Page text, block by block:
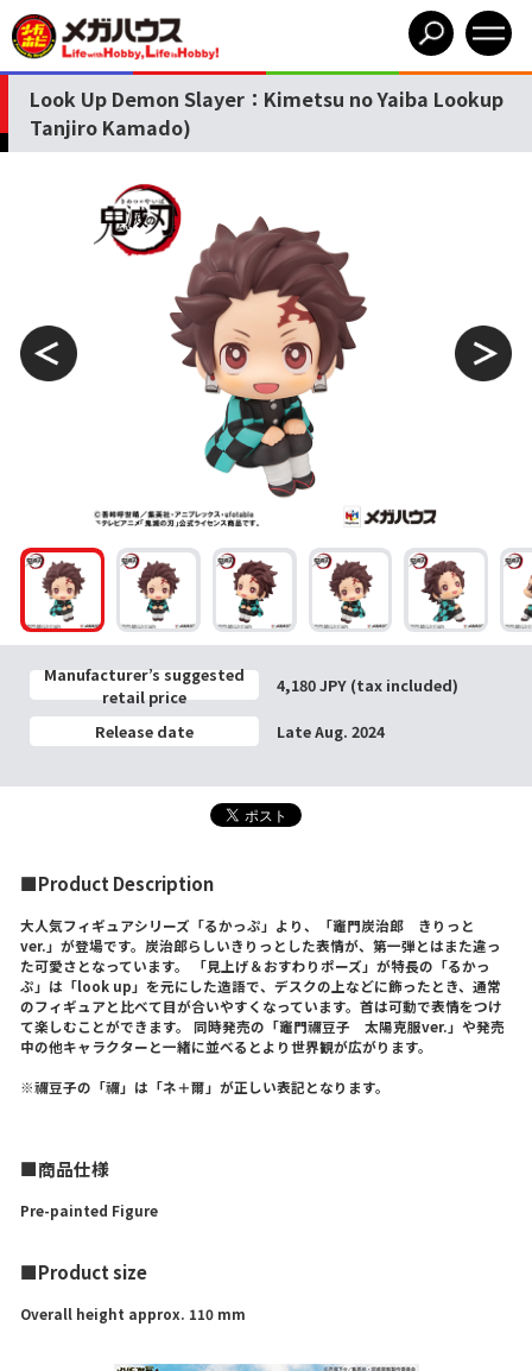
Look Up Demon Slayer：Kimetsu no Yaiba Lookup
Tanjiro Kamado)
Manufacturer’s suggested
retail price
4,180 JPY (tax included)
Release date Late Aug. 2024
■Product Description
大人気フィギュアシリーズ「るかっぷ」より、「竈門炭治郎 きりっと
ver.」が登場です。炭治郎らしいきりっとした表情が、第一弾とはまた違っ
た可愛さとなっています。 「見上げ＆おすわりポーズ」が特長の「るかっ
ぷ」は「look up」を元にした造語で、デスクの上などに飾ったとき、通常
のフィギュアと比べて目が合いやすくなっています。首は可動で表情をつけ
て楽しむことができます。 同時発売の「竈門禰豆子 太陽克服ver.」や発売
中の他キャラクターと一緒に並べるとより世界観が広がります。
※禰豆子の「禰」は「ネ＋爾」が正しい表記となります。
■商品仕様
Pre-painted Figure
■Product size
Overall height approx. 110 mm